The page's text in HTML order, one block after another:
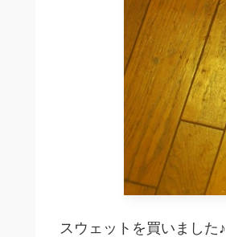
スウェットを買いました♪